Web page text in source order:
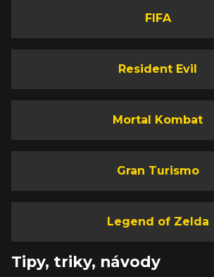
FIFA
Resident Evil
Mortal Kombat
Gran Turismo
Legend of Zelda
Tipy, triky, návody